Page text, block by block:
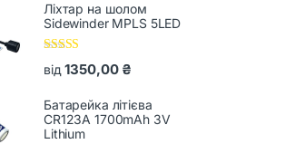
Ліхтар на шолом
Sidewinder MPLS 5LED
Оцінено в
5.00 з 5
від1350,00 ₴
Батарейка літієва
CR123A 1700mAh 3V
Lithium